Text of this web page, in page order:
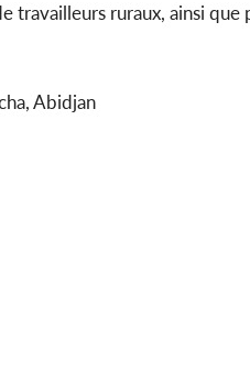
travailleurs ruraux, ainsi
Abidjan